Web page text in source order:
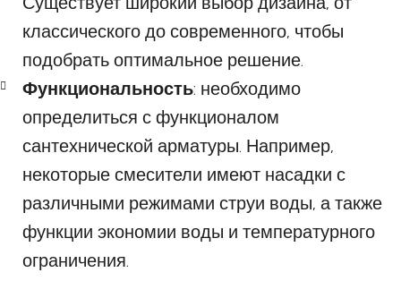
классического до современного, чтобы
подобрать оптимальное решение.
Функциональность: необходимо
определиться с функционалом
сантехнической арматуры. Например,
некоторые смесители имеют насадки с
различными режимами струи воды, а также
функции экономии воды и температурного
ограничения.